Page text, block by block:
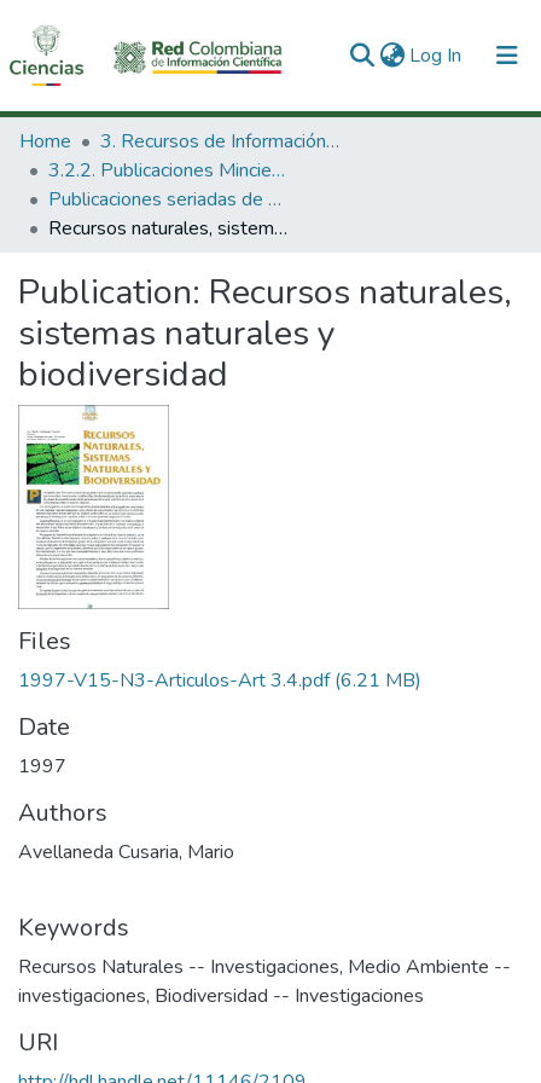
Log In (current)
Communities & Collections
All of DSpace
Statistics
Home
3. Recursos de Información Científica y Tecnológica
3.2.2. Publicaciones Minciencias
Publicaciones seriadas de Minciencias
Recursos naturales, sistemas naturales y biodiversidad
Publication: Recursos naturales,
sistemas naturales y
biodiversidad
Files
1997-V15-N3-Articulos-Art 3.4.pdf(6.21 MB)
Date
1997
Authors
Avellaneda Cusaria, Mario
Keywords
Recursos Naturales -- Investigaciones, Medio Ambiente --
investigaciones, Biodiversidad -- Investigaciones
URI